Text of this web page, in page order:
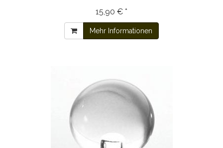
15,90 € *
Mehr Informationen